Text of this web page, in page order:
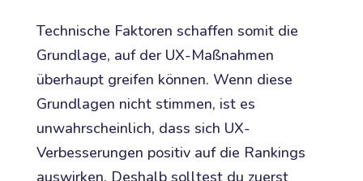
Technische Faktoren schaffen somit die
Grundlage, auf der UX-Maßnahmen
überhaupt greifen können. Wenn diese
Grundlagen nicht stimmen, ist es
unwahrscheinlich, dass sich UX-
Verbesserungen positiv auf die Rankings
auswirken. Deshalb solltest du zuerst